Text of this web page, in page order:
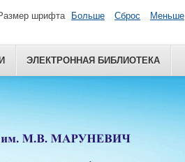
ЭЛЕКТРОННАЯ БИБЛИОТЕКА
шрифта Больше Сброс Меньше